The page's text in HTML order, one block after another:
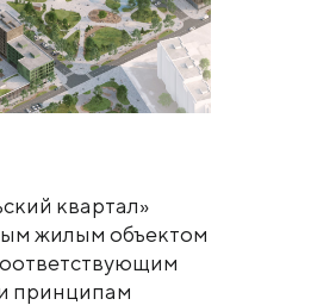
квартал»
жилым объектом
принципам